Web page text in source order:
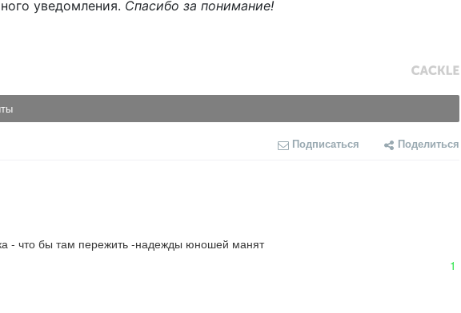
уведомления. Спасибо за понимание!
Подписаться Поделиться
- что бы там пережить -надежды юношей манят
1